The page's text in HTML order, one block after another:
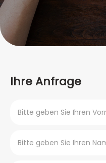
Ihre Anfrage